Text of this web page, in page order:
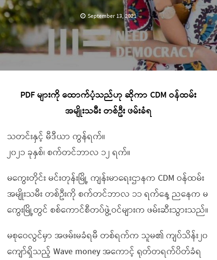
September 13, 2021
PDF များကို ထောက်ပံ့သည်ဟု ဆိုကာ CDM ဝန်ထမ်း
အမျိုးသမီး တစ်ဦး ဖမ်းခံရ
သတင်းနှင့် မီဒီယာ ကွန်ရက်။
၂၀၂၁ ခုနှစ်၊ စက်တင်ဘာလ ၁၂ ရက်။
မကွေးတိုင်း မင်းတုန်းမြို့ ကျန်းမာရေးဌာနက CDM ဝန်ထမ်း
အမျိုးသမီး တစ်ဦးကို စက်တင်ဘာလ ၁၁ ရက်နေ့ ညနေက မ
ကွေးမြို့တွင် စစ်ကောင်စီတပ်ဖွဲ့ဝင်များက ဖမ်းဆီးသွားသည်။
မစုဝေလွင်မှာ အဖမ်းမခံရမီ တစ်ရက်က သူမ၏ ကျပ်သိန်း၂၀
ကျော်ရှိသည့် Wave money အကောင့် ရုတ်တရက်ပိတ်ခံရ